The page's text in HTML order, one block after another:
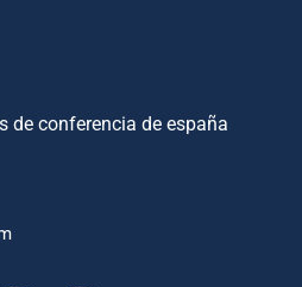
de conferencia de españa